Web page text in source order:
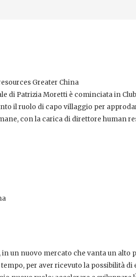
Greater China
di Patrizia Moretti è cominciata in
il ruolo di capo villaggio per
con la carica di direttore human
in un nuovo mercato che vanta un
per aver ricevuto la possibilità